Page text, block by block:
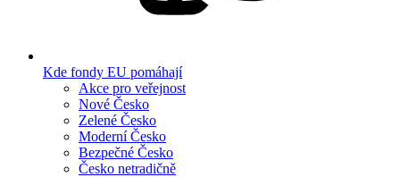
Kde fondy EU pomáhají
Akce pro veřejnost
Nové Česko
Zelené Česko
Moderní Česko
Bezpečné Česko
Česko netradičně